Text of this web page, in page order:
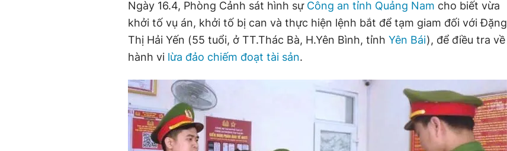
Ngày 16.4, Phòng Cảnh sát hình sự Công an tỉnh Quảng Nam cho biết vừa
khởi tố vụ án, khởi tố bị can và thực hiện lệnh bắt để tạm giam đối với Đặng
Thị Hải Yến (55 tuổi, ở TT.Thác Bà, H.Yên Bình, tỉnh Yên Bái), để điều tra về
hành vi lừa đảo chiếm đoạt tài sản.